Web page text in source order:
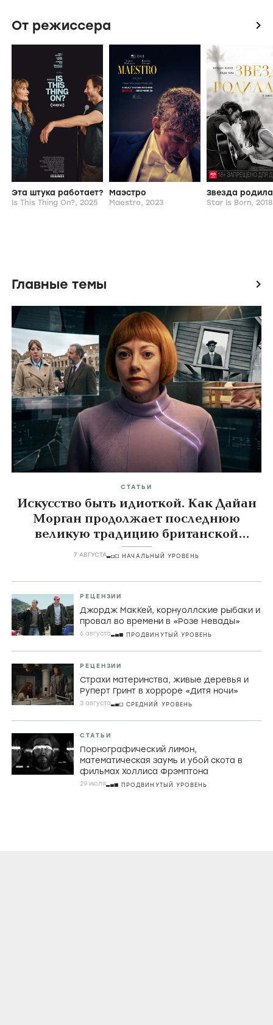
От режиссера icon
Эта штука работает?
Is This Thing On?, 2025
Маэстро
Maestro, 2023
Звезда
Star Is Born, 2018
Главные темы icon
СТАТЬИ
Искусство быть идиоткой. Как Дайан
Морган продолжает последнюю
великую традицию британской
комедии
7 АВГУСТА НАЧАЛЬНЫЙ УРОВЕНЬ
РЕЦЕНЗИИ
Джордж МакКей, корнуоллские рыбаки и
провал во времени в «Розе Невады»
6 августа ПРОДВИНУТЫЙ УРОВЕНЬ
РЕЦЕНЗИИ
Страхи материнства, живые деревья и
Руперт Гринт в хорроре «Дитя ночи»
3 августа СРЕДНИЙ УРОВЕНЬ
СТАТЬИ
Порнографический лимон,
математическая заумь и убой скота в
фильмах Холлиса Фрэмптона
29 июля ПРОДВИНУТЫЙ УРОВЕНЬ